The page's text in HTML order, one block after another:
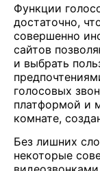
Функции
достаточно,
совершенно
сайтов
и выбрать
голосовых
платформой и
комнате,
Без лишних
некоторые